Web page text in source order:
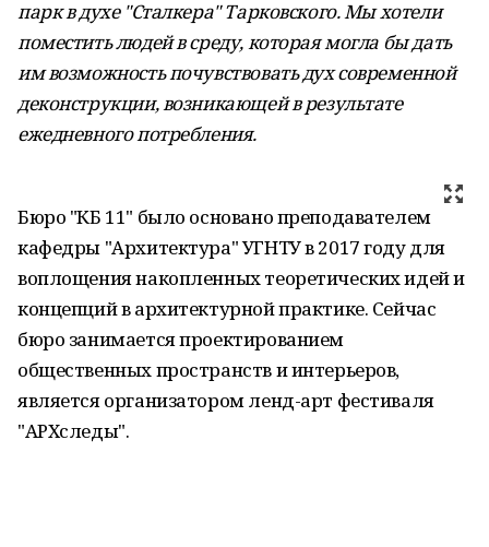
парк в духе "Сталкера" Тарковского. Мы хотели
поместить людей в среду, которая могла бы дать
им возможность почувствовать дух современной
деконструкции, возникающей в результате
ежедневного потребления.
Бюро "КБ 11" было основано преподавателем
кафедры "Архитектура" УГНТУ в 2017 году для
воплощения накопленных теоретических идей и
концепций в архитектурной практике. Сейчас
бюро занимается проектированием
общественных пространств и интерьеров,
является организатором ленд-арт фестиваля
"АРХследы".